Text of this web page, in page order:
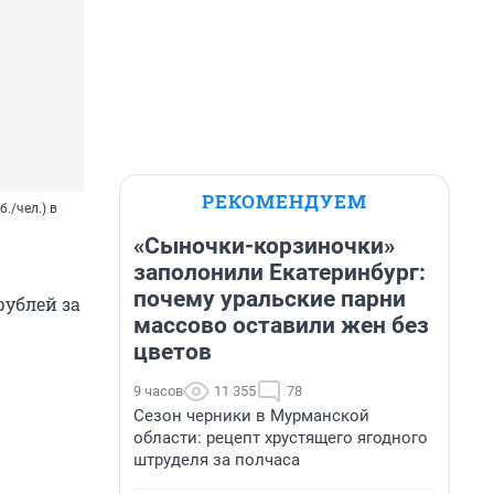
чел.) в
за
РЕКОМЕНДУЕМ
«Сыночки-корзиночки»
заполонили Екатеринбург:
почему уральские парни
массово оставили жен без
цветов
9 часов 11 355 78
Сезон черники в Мурманской
области: рецепт хрустящего ягодного
штруделя за полчаса